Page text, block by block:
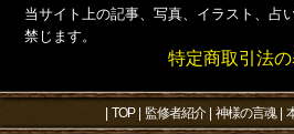
当サイト上の記事、写真、イラスト、占
禁じます。
特定商取引法
| TOP| 監修者紹介| 神様の言魂|